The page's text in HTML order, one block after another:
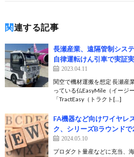
関連する記事
長瀬産業、遠隔管制シス
自律運転けん引車で実証
2023.04.11
関空で機材運搬を想定 長瀬産
っている仏EasyMile（イージ
「TractEasy（トラクト[…]
FA機器など向けワイヤレ
ク、シリーズBラウンド
2024.05.10
プロダクト量産などに充当、